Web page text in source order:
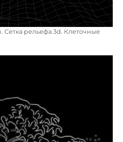
Сетка рельефа 3d. Клеточные